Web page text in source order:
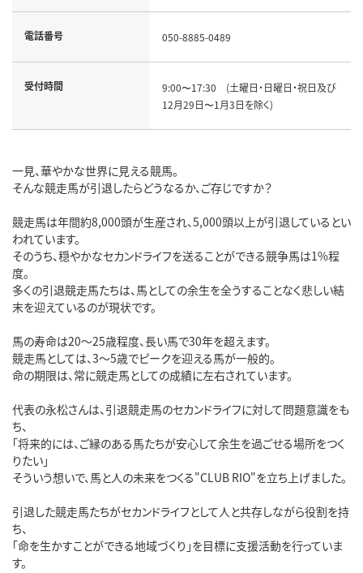
電話番号 050-8885-0489
受付時間
9:00〜17:30 (土曜日・日曜日・祝日及び
12月29日〜1月3日を除く)
一見、華やかな世界に見える競馬。
そんな競走馬が引退したらどうなるか、ご存じですか？
競走馬は年間約8,000頭が生産され、5,000頭以上が引退しているとい
われています。
そのうち、穏やかなセカンドライフを送ることができる競争馬は1%程
度。
多くの引退競走馬たちは、馬としての余生を全うすることなく悲しい結
末を迎えているのが現状です。
馬の寿命は20～25歳程度、長い馬で30年を超えます。
競走馬としては、3～5歳でピークを迎える馬が一般的。
命の期限は、常に競走馬としての成績に左右されています。
代表の永松さんは、引退競走馬のセカンドライフに対して問題意識をも
ち、
「将来的には、ご縁のある馬たちが安心して余生を過ごせる場所をつく
りたい」
そういう想いで、馬と人の未来をつくる"CLUB RIO"を立ち上げました。
引退した競走馬たちがセカンドライフとして人と共存しながら役割を持
ち、
「命を生かすことができる地域づくり」を目標に支援活動を行っていま
す。